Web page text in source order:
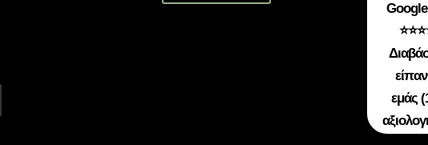
εμάς